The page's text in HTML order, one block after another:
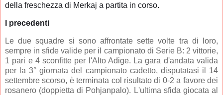
della freschezza di Merkaj a partita in corso.
I precedenti
Le due squadre si sono affrontate sette volte tra di loro,
sempre in sfide valide per il campionato di Serie B: 2 vittorie,
1 pari e 4 sconfitte per l'Alto Adige. La gara d'andata valida
per la 3° giornata del campionato cadetto, disputatasi il 14
settembre scorso, è terminata col risultato di 0-2 a favore dei
rosanero (doppietta di Pohjanpalo). L'ultima sfida giocata al